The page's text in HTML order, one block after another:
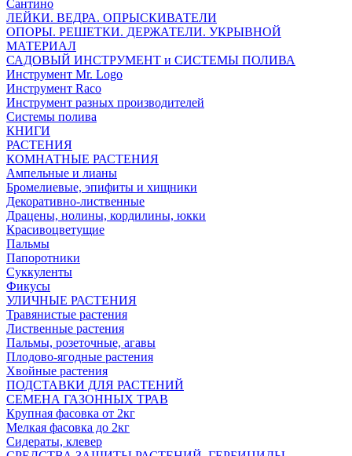
Сантино
ЛЕЙКИ. ВЕДРА. ОПРЫСКИВАТЕЛИ
ОПОРЫ. РЕШЕТКИ. ДЕРЖАТЕЛИ. УКРЫВНОЙ
МАТЕРИАЛ
САДОВЫЙ ИНСТРУМЕНТ и СИСТЕМЫ ПОЛИВА
Инструмент Mr. Logo
Инструмент Raco
Инструмент разных производителей
Системы полива
КНИГИ
РАСТЕНИЯ
КОМНАТНЫЕ РАСТЕНИЯ
Ампельные и лианы
Бромелиевые, эпифиты и хищники
Декоративно-лиственные
Драцены, нолины, кордилины, юкки
Красивоцветущие
Пальмы
Папоротники
Суккуленты
Фикусы
УЛИЧНЫЕ РАСТЕНИЯ
Травянистые растения
Лиственные растения
Пальмы, розеточные, агавы
Плодово-ягодные растения
Хвойные растения
ПОДСТАВКИ ДЛЯ РАСТЕНИЙ
СЕМЕНА ГАЗОННЫХ ТРАВ
Крупная фасовка от 2кг
Мелкая фасовка до 2кг
Сидераты, клевер